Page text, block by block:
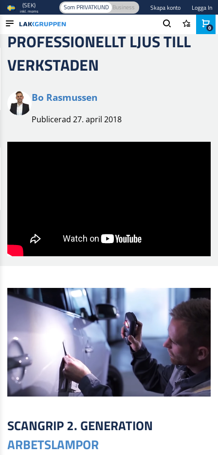
PRODUKTER
BRANSCHER
BLOGG
(SEK)
inkl. moms Som PRIVATKUND Business Skapa konto Logga In
PROFESSIONELLT LJUS TILL
VERKSTADEN
Bo Rasmussen
Publicerad 27. april 2018
SCANGRIP 2. GENERATION
ARBETSLAMPOR
0